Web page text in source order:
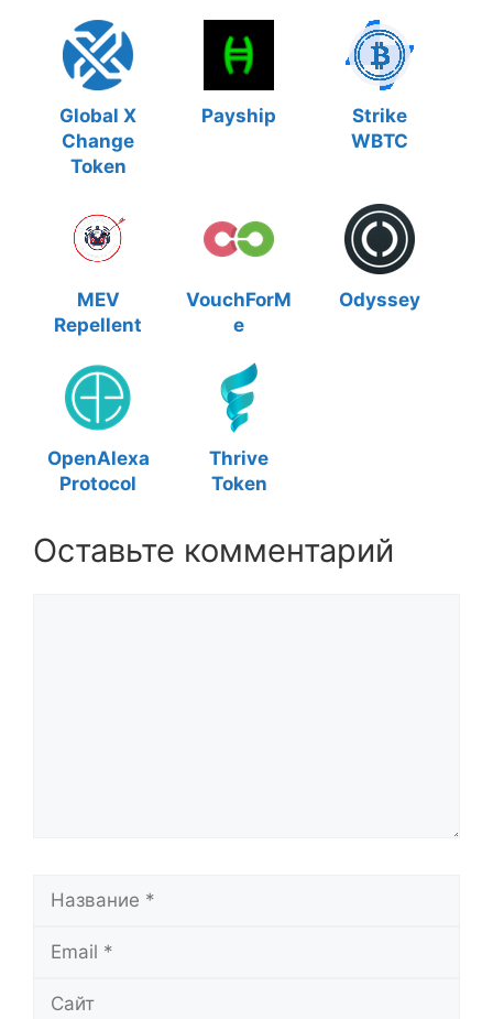
Global X
Change
Token
Payship
Strike
WBTC
MEV
Repellent
VouchForM
e
Odyssey
OpenAlexa
Protocol
Thrive
Token
Оставьте комментарий